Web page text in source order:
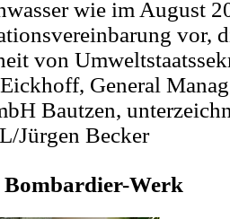
wie im August
vor,
von
General
Bautzen,
Jürgen Becker
Werk